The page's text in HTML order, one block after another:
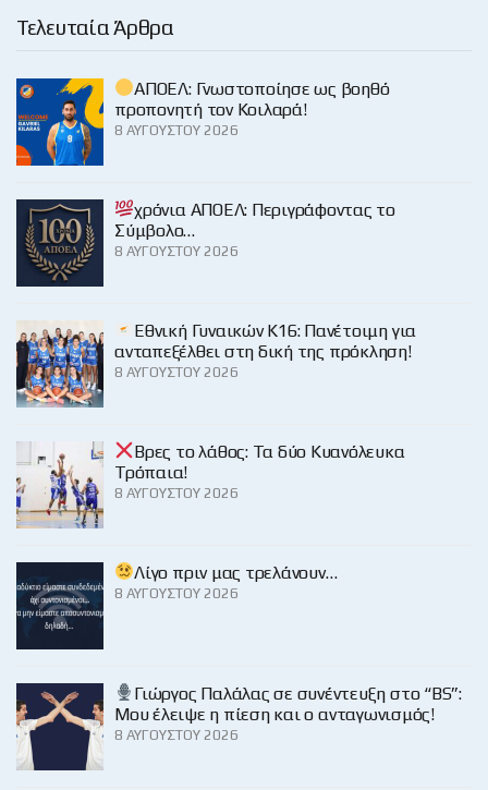
Τελευταία Άρθρα
ΑΠΟΕΛ: Γνωστοποίησε ως βοηθό
προπονητή τον Κοιλαρά!
8 ΑΥΓΟΎΣΤΟΥ 2026
χρόνια ΑΠΟΕΛ: Περιγράφοντας το
Σύμβολο…
8 ΑΥΓΟΎΣΤΟΥ 2026
Εθνική Γυναικών Κ16: Πανέτοιμη για
ανταπεξέλθει στη δική της πρόκληση!
8 ΑΥΓΟΎΣΤΟΥ 2026
Βρες το λάθος: Τα δύο Κυανόλευκα
Τρόπαια!
8 ΑΥΓΟΎΣΤΟΥ 2026
Λίγο πριν μας τρελάνουν…
8 ΑΥΓΟΎΣΤΟΥ 2026
Γιώργος Παλάλας σε συνέντευξη στο “BS”:
Μου έλειψε η πίεση και ο ανταγωνισμός!
8 ΑΥΓΟΎΣΤΟΥ 2026